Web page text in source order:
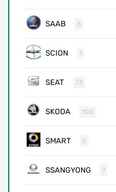
SAAB 6
SCION 1
SEAT 73
SKODA 100
SMART 5
SSANGYONG 7